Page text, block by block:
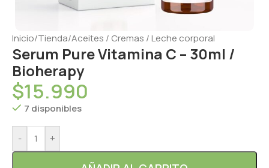
Inicio/Tienda/Aceites / Cremas / Leche corporal
Serum Pure Vitamina C – 30ml /
Bioherapy
$15.990
7 disponibles
- +